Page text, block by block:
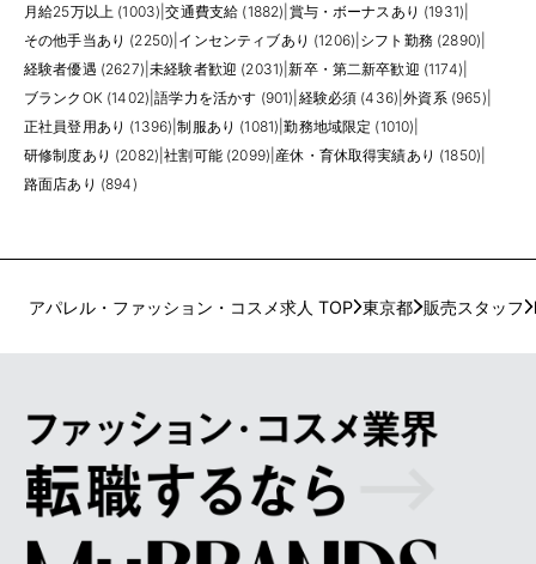
月給25万以上 (1003) |交通費支給 (1882) 賞与・ボーナスあり (1931)
その他手当あり (2250) インセンティブあり (1206) シフト勤務 (2890)
経験者優遇 (2627) |未経験者歓迎 (2031) |新卒・第二新卒歓迎 (1174)
ブランクOK (1402) |語学力を活かす (901) 経験必須 (436) |外資系 (965)
正社員登用あり (1396) |制服あり (1081) |勤務地域限定 (1010)
研修制度あり (2082) |社割可能 (2099) 産休・育休取得実績あり (1850)
路面店あり (894)
アパレル・ファッション・コスメ求人 TOP 東京都 販売スタッフ